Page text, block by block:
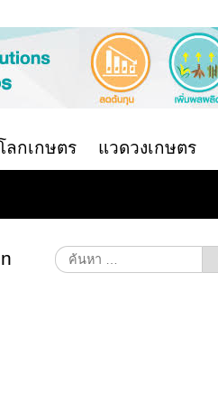
ลกเกษตร แวดวงเกษตร
ค้นหา
สำหรับ: